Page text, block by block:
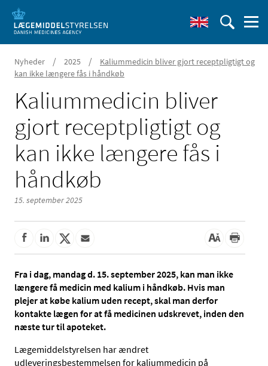
Nyheder / 2025 /
Kaliummedicin bliver gjort receptpligtigt og
kan ikke længere fås i håndkøb
Kaliummedicin bliver
gjort receptpligtigt og
kan ikke længere fås i
håndkøb
15. september 2025
Fra i dag, mandag d. 15. september 2025, kan man ikke
længere få medicin med kalium i håndkøb. Hvis man
plejer at købe kalium uden recept, skal man derfor
kontakte lægen for at få medicinen udskrevet, inden den
næste tur til apoteket.
Lægemiddelstyrelsen har ændret
udleveringsbestemmelsen for kaliummedicin på